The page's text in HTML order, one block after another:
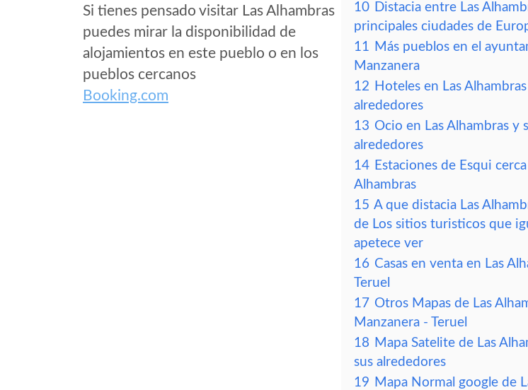
Si tienes pensado visitar Las Alhambras
puedes mirar la disponibilidad de
alojamientos en este pueblo o en los
pueblos cercanos
Booking.com
10 Distacia entre Las
principales ciudades de
11 Más pueblos en el
Manzanera
12 Hoteles en Las
alrededores
13 Ocio en Las Alhambras y
alrededores
14 Estaciones de Esqui
Alhambras
15 A que distacia Las
de Los sitios turisticos que
apetece ver
16 Casas en venta en Las
Teruel
17 Otros Mapas de Las
Manzanera - Teruel
18 Mapa Satelite de Las
sus alrededores
19 Mapa Normal google de